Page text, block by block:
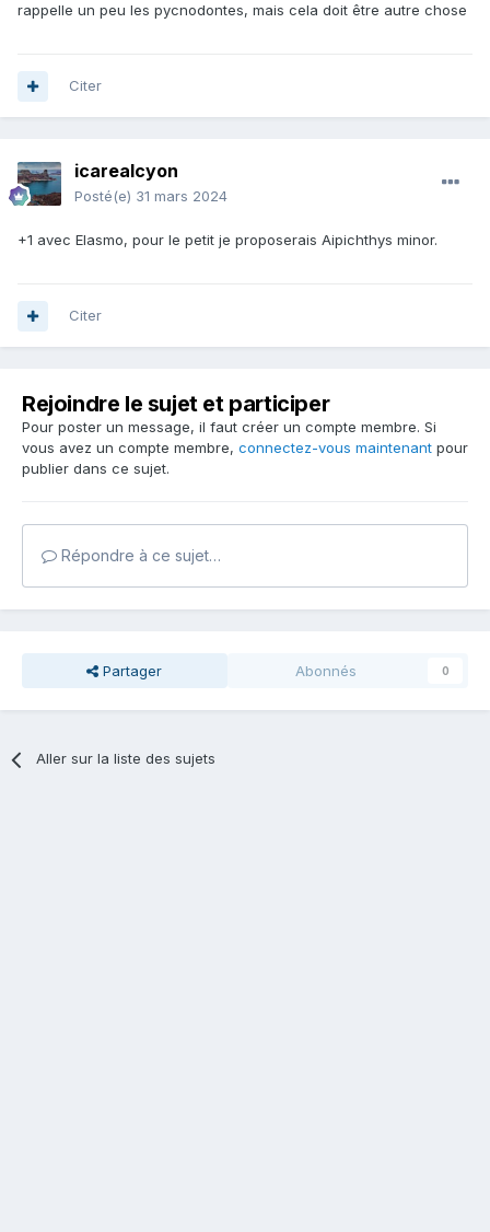
rappelle un peu les pycnodontes, mais cela doit être autre chose
Citer
icarealcyon
Posté(e) 31 mars 2024
+1 avec Elasmo, pour le petit je proposerais Aipichthys minor.
Citer
Rejoindre le sujet et participer
Pour poster un message, il faut créer un compte membre. Si
vous avez un compte membre, connectez-vous maintenant pour
publier dans ce sujet.
Répondre à ce sujet…
Partager Abonnés 0
Aller sur la liste des sujets